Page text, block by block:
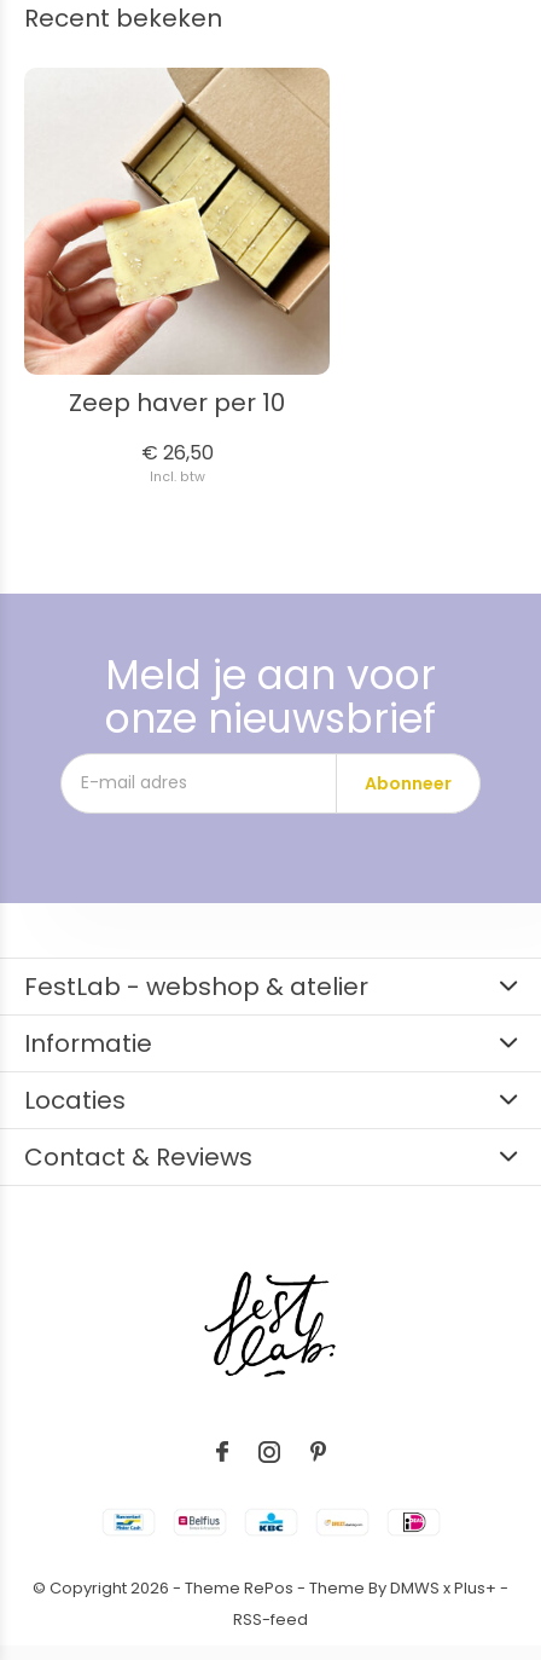
Recent bekeken
Zeep haver per 10
€ 26,50
Incl. btw
Meld je aan voor
onze nieuwsbrief
Abonneer
FestLab - webshop & atelier
Informatie
Locaties
Contact & Reviews
© Copyright2026 - Theme RePos - Theme ByDMWS xPlus+ -
RSS-feed